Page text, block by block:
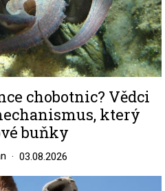
chobotnic? Vědci
který
buňky
03.08.2026